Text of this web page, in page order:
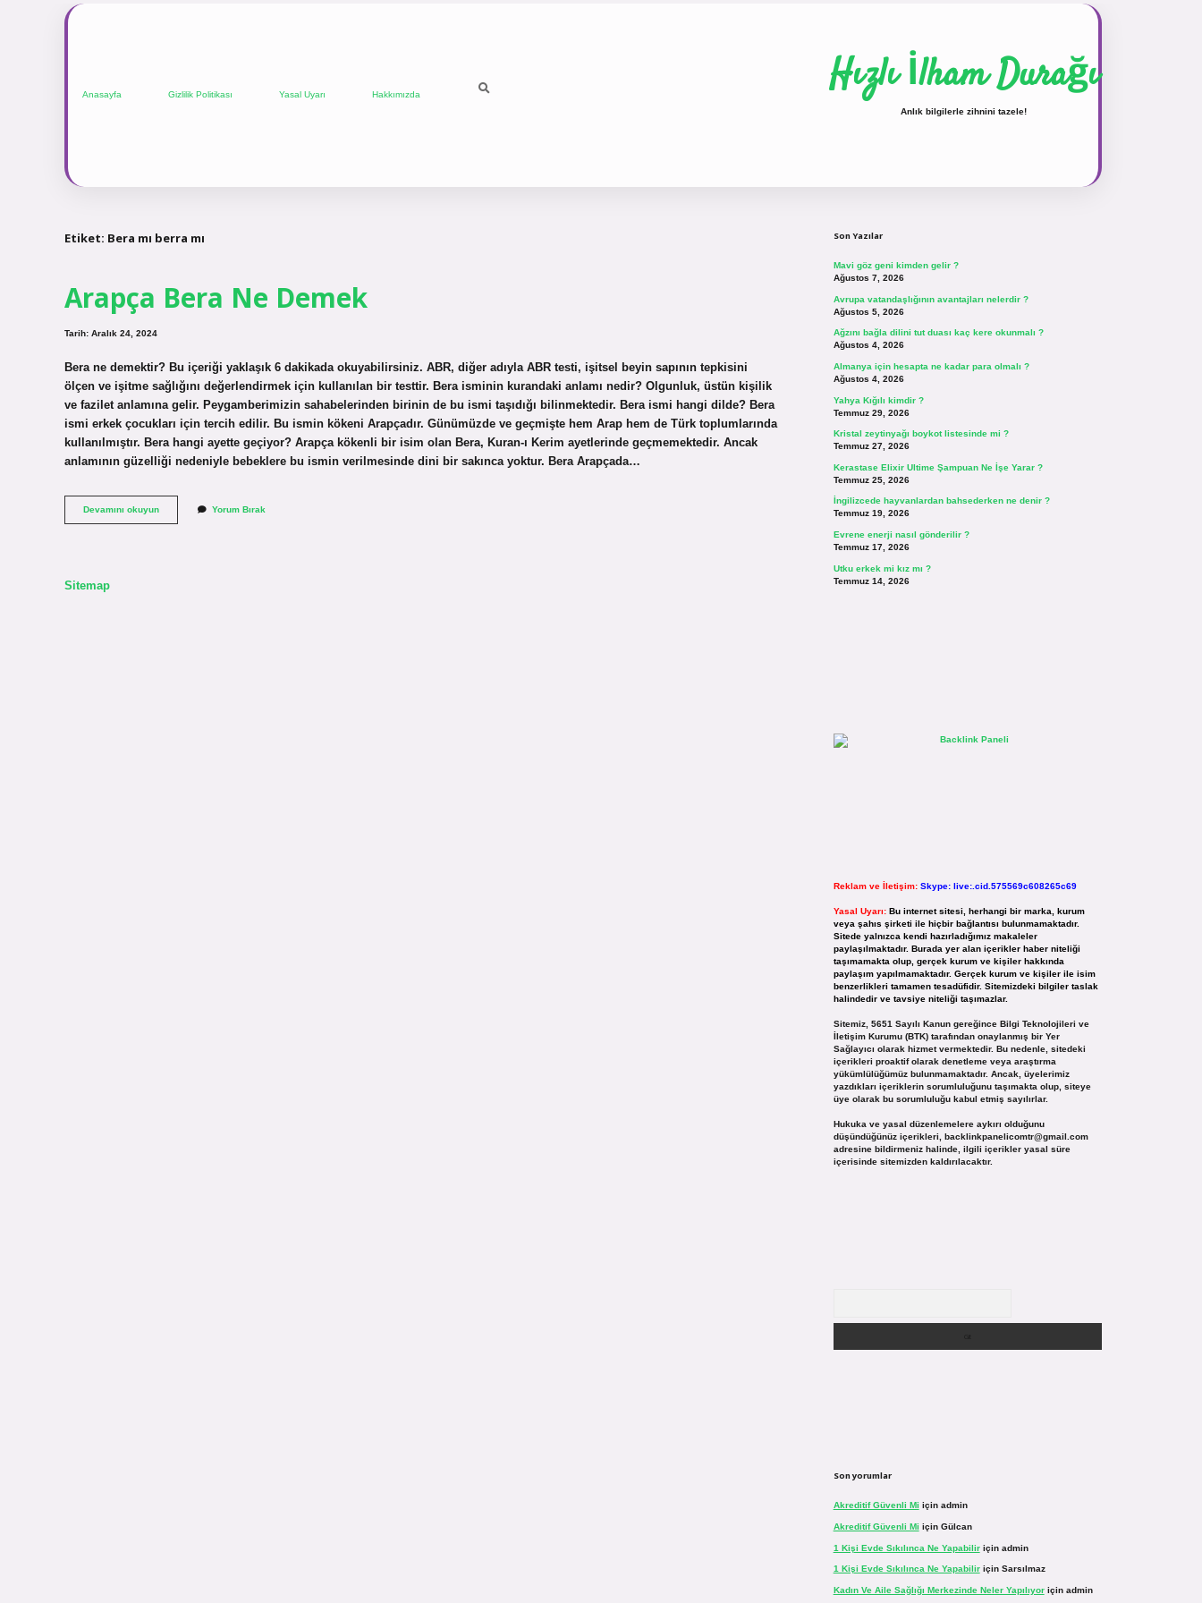
Anasayfa Gizlilik Politikası Yasal Uyarı Hakkımızda Hızlı İlham Durağı
Anlık bilgilerle zihnini tazele!
Etiket: Bera mı berra mı
Arapça Bera Ne Demek
Tarih: Aralık 24, 2024
Bera ne demektir? Bu içeriği yaklaşık 6 dakikada okuyabilirsiniz. ABR, diğer adıyla ABR testi, işitsel beyin sapının tepkisini
ölçen ve işitme sağlığını değerlendirmek için kullanılan bir testtir. Bera isminin kurandaki anlamı nedir? Olgunluk, üstün kişilik
ve fazilet anlamına gelir. Peygamberimizin sahabelerinden birinin de bu ismi taşıdığı bilinmektedir. Bera ismi hangi dilde? Bera
ismi erkek çocukları için tercih edilir. Bu ismin kökeni Arapçadır. Günümüzde ve geçmişte hem Arap hem de Türk toplumlarında
kullanılmıştır. Bera hangi ayette geçiyor? Arapça kökenli bir isim olan Bera, Kuran-ı Kerim ayetlerinde geçmemektedir. Ancak
anlamının güzelliği nedeniyle bebeklere bu ismin verilmesinde dini bir sakınca yoktur. Bera Arapçada…
Devamını okuyunArapça
Bera
Yorum Bırak
Sitemap
Son Yazılar
Mavi göz geni kimden gelir ?
Ağustos 7, 2026
Avrupa vatandaşlığının avantajları nelerdir ?
Ağustos 5, 2026
Ağzını bağla dilini tut duası kaç kere okunmalı ?
Ağustos 4, 2026
Almanya için hesapta ne kadar para olmalı ?
Ağustos 4, 2026
Yahya Kığılı kimdir ?
Temmuz 29, 2026
Kristal zeytinyağı boykot listesinde mi ?
Temmuz 27, 2026
Kerastase Elixir Ultime Şampuan Ne İşe Yarar ?
Temmuz 25, 2026
İngilizcede hayvanlardan bahsederken ne denir ?
Temmuz 19, 2026
Evrene enerji nasıl gönderilir ?
Temmuz 17, 2026
Utku erkek mi kız mı ?
Temmuz 14, 2026
Reklam ve İletişim: Skype: live:.cid.575569c608265c69
Yasal Uyarı: Bu internet sitesi, herhangi bir marka, kurum
veya şahıs şirketi ile hiçbir bağlantısı bulunmamaktadır.
Sitede yalnızca kendi hazırladığımız makaleler
paylaşılmaktadır. Burada yer alan içerikler haber niteliği
taşımamakta olup, gerçek kurum ve kişiler hakkında
paylaşım yapılmamaktadır. Gerçek kurum ve kişiler ile isim
benzerlikleri tamamen tesadüfidir. Sitemizdeki bilgiler taslak
halindedir ve tavsiye niteliği taşımazlar.
Sitemiz, 5651 Sayılı Kanun gereğince Bilgi Teknolojileri ve
İletişim Kurumu (BTK) tarafından onaylanmış bir Yer
Sağlayıcı olarak hizmet vermektedir. Bu nedenle, sitedeki
içerikleri proaktif olarak denetleme veya araştırma
yükümlülüğümüz bulunmamaktadır. Ancak, üyelerimiz
yazdıkları içeriklerin sorumluluğunu taşımakta olup, siteye
üye olarak bu sorumluluğu kabul etmiş sayılırlar.
Hukuka ve yasal düzenlemelere aykırı olduğunu
düşündüğünüz içerikleri, backlinkpanelicomtr@gmail.com
adresine bildirmeniz halinde, ilgili içerikler yasal süre
içerisinde sitemizden kaldırılacaktır.
Son yorumlar
Akreditif Güvenli Mi için admin
Akreditif Güvenli Mi için Gülcan
1 Kişi Evde Sıkılınca Ne Yapabiliriçin admin
1 Kişi Evde Sıkılınca Ne Yapabiliriçin Sarsılmaz
Kadın Ve Aile Sağlığı Merkezinde Neler Yapılıyoriçin admin